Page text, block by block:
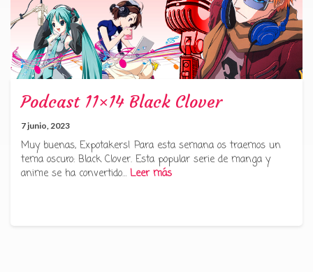
Podcast 11×14 Black Clover
7 junio, 2023
Muy buenas, Expotakers! Para esta semana os traemos un
tema oscuro: Black Clover. Esta popular serie de manga y
anime se ha convertido… Leer más